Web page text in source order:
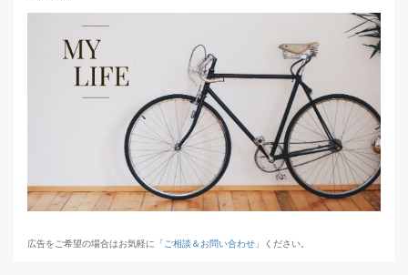
広告をご希望の場合はお気軽に「ご相談＆お問い合わせ 」ください。